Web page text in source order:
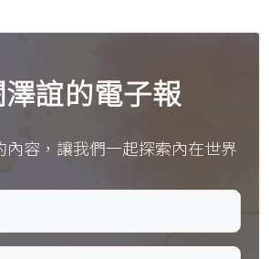
誼的電子報
內容，讓我們一起探索內在世界